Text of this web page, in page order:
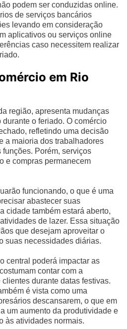
podem ser conduzidas online.
de serviços bancários
levando em consideração
aplicativos ou serviços online
caso necessitem realizar
em Rio
região, apresenta mudanças
o feriado. O comércio
refletindo uma decisão
a maioria dos trabalhadores
Porém, serviços
e compras permanecem
funcionando, o que é uma
abastecer suas
cidade também estará aberto,
de lazer. Essa situação
que desejam aproveitar o
suas necessidades diárias.
central poderá impactar as
contar com a
durante datas festivas.
é vista como uma
descansarem, o que em
um aumento da produtividade e
às atividades normais.